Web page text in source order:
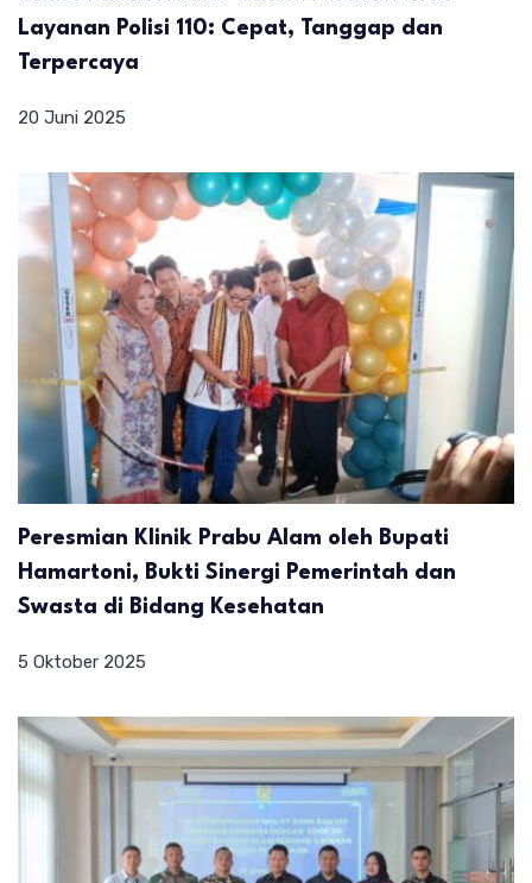
Layanan Polisi 110: Cepat, Tanggap dan
Terpercaya
20 Juni 2025
Peresmian Klinik Prabu Alam oleh Bupati
Hamartoni, Bukti Sinergi Pemerintah dan
Swasta di Bidang Kesehatan
5 Oktober 2025